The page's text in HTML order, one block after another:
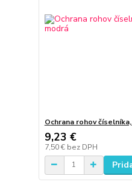
Ochrana rohov
9,23 €
7,50 € bez DPH